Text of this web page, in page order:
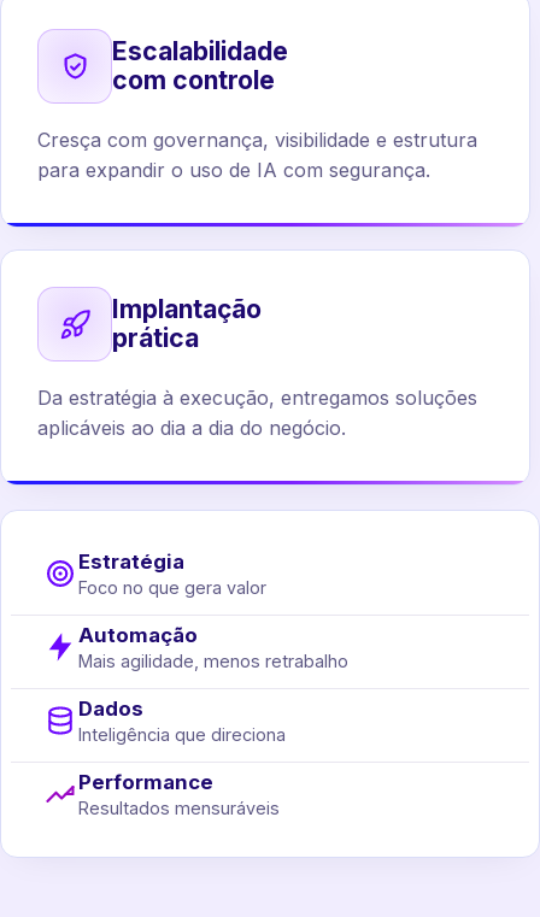
Escalabilidade
com controle
Cresça com governança, visibilidade e estrutura
para expandir o uso de IA com segurança.
Implantação
prática
Da estratégia à execução, entregamos soluções
aplicáveis ao dia a dia do negócio.
Estratégia
Foco no que gera valor
Automação
Mais agilidade, menos retrabalho
Dados
Inteligência que direciona
Performance
Resultados mensuráveis